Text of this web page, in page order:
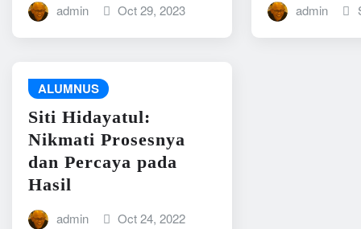
admin Oct 29, 2023 admin
ALUMNUS
Siti Hidayatul:
Nikmati Prosesnya
dan Percaya pada
Hasil
admin Oct 24, 2022